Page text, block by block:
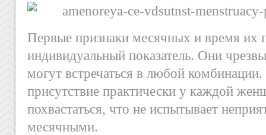
Первые признаки месячных и время их
индивидуальный показатель. Они
могут встречаться в любой
присутствие практически у каждой
похвастаться, что не испытывает
месячными.